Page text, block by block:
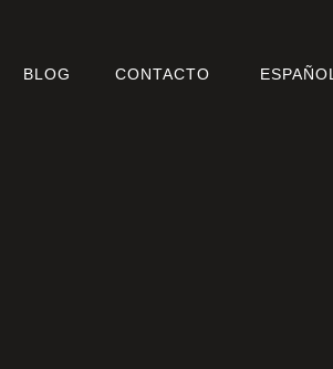
BLOG CONTACTO ESPAÑOL